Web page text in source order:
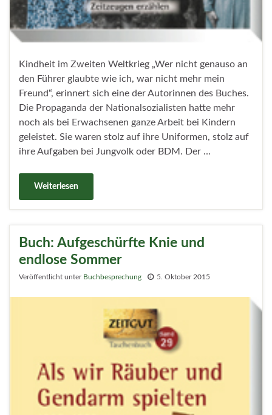
Kindheit im Zweiten Weltkrieg „Wer nicht genauso an
den Führer glaubte wie ich, war nicht mehr mein
Freund“, erinnert sich eine der Autorinnen des Buches.
Die Propaganda der Nationalsozialisten hatte mehr
noch als bei Erwachsenen ganze Arbeit bei Kindern
geleistet. Sie waren stolz auf ihre Uniformen, stolz auf
ihre Aufgaben bei Jungvolk oder BDM. Der …
Weiterlesen
Buch: Aufgeschürfte Knie und
endlose Sommer
Veröffentlicht unter Buchbesprechung 5. Oktober 2015